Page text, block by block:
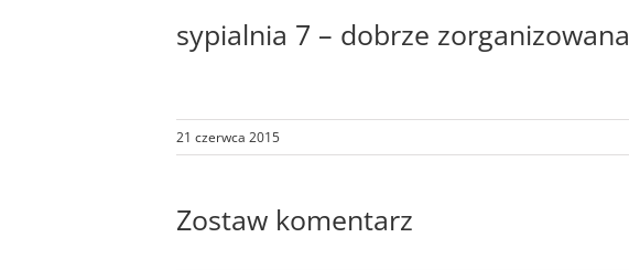
sypialnia 7 – dobrze zorganizowana
21 czerwca 2015
Zostaw komentarz